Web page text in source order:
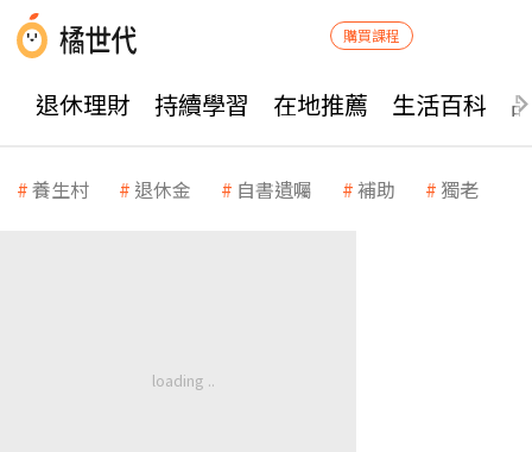
購買課程
退休理財 持續學習 在地推薦 生活百科
養生村 退休金 自書遺囑 補助 獨老